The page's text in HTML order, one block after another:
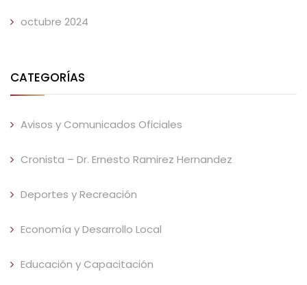
octubre 2024
CATEGORÍAS
Avisos y Comunicados Oficiales
Cronista – Dr. Ernesto Ramirez Hernandez
Deportes y Recreación
Economía y Desarrollo Local
Educación y Capacitación